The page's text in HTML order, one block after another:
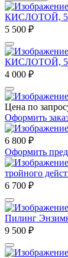
КИСЛОТОЙ,
5 500 ₽
КИСЛОТОЙ,
4 000 ₽
Цена по
Оформить
6 800 ₽
Оформить
тройного
6 700 ₽
Пилинг
9 500 ₽